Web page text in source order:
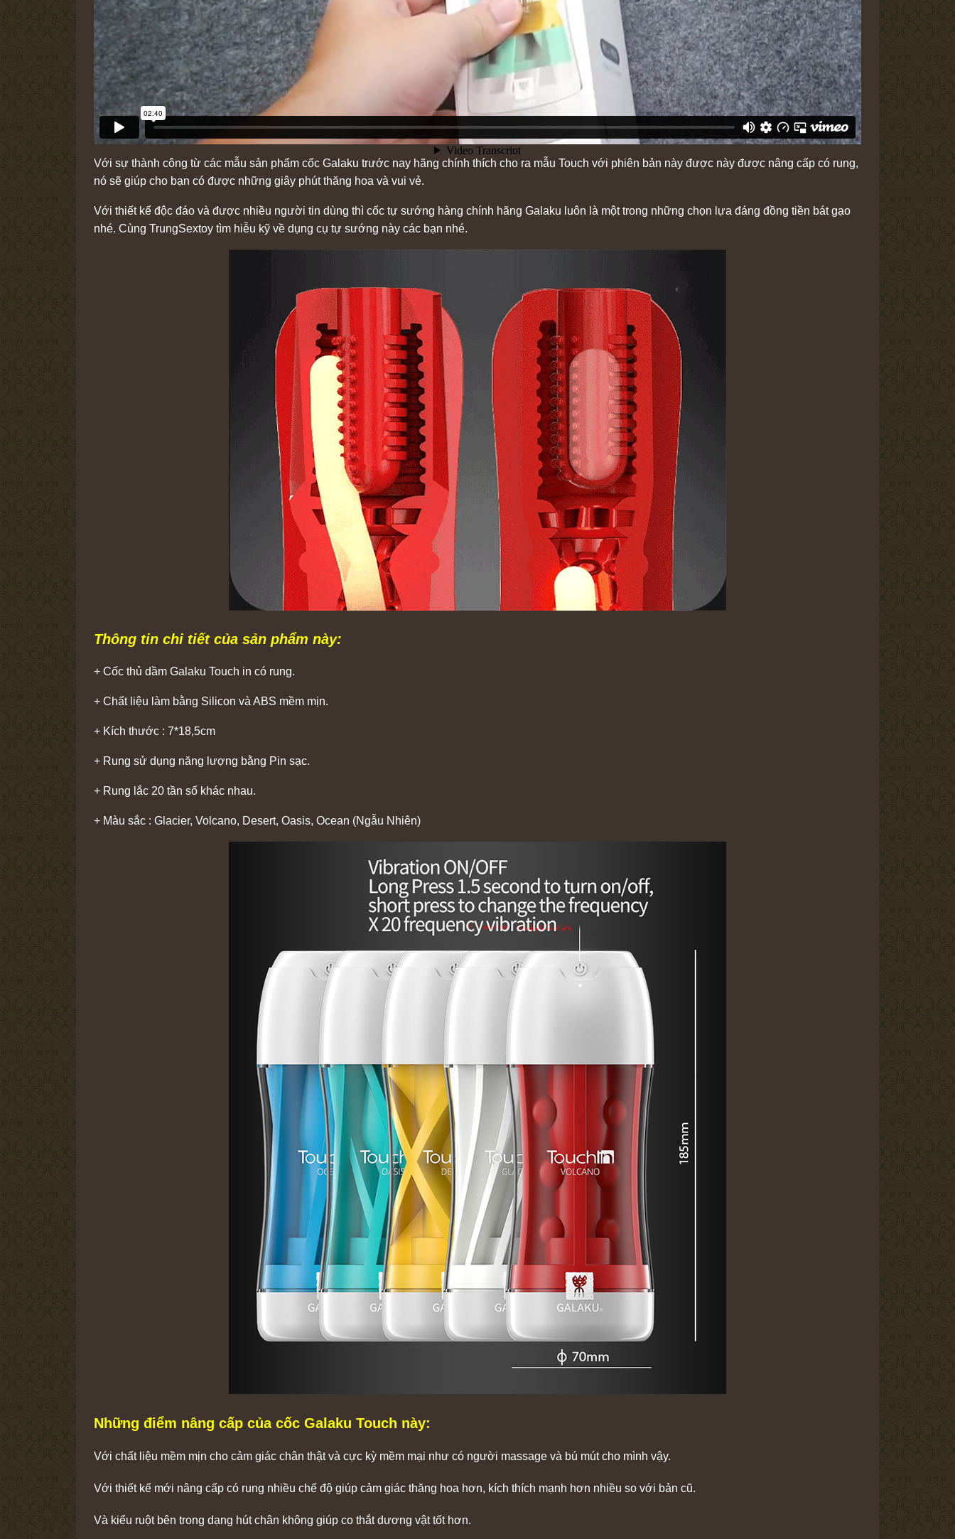
Với sự thành công từ các mẫu sản phẩm cốc Galaku trước nay hãng chính thích cho ra mẫu Touch với phiên bản này được này được nâng cấp có rung,
nó sẽ giúp cho bạn có được những giây phút thăng hoa và vui vẻ.
Với thiết kế độc đáo và được nhiều người tin dùng thì cốc tự sướng hàng chính hãng Galaku luôn là một trong những chọn lựa đáng đồng tiền bát gạo
nhé. Cùng TrungSextoy tìm hiễu kỹ về dụng cụ tự sướng này các bạn nhé.
Thông tin chi tiết của sản phẩm này:
+ Cốc thủ dầm Galaku Touch in có rung.
+ Chất liệu làm bằng Silicon và ABS mềm mịn.
+ Kích thước : 7*18,5cm
+ Rung sử dụng năng lượng bằng Pin sạc.
+ Rung lắc 20 tần số khác nhau.
+ Màu sắc : Glacier, Volcano, Desert, Oasis, Ocean (Ngẫu Nhiên)
Những điểm nâng cấp của cốc Galaku Touch này:
Với chất liệu mềm mịn cho cảm giác chân thật và cực kỳ mềm mại như có người massage và bú mút cho mình vậy.
Với thiết kế mới nâng cấp có rung nhiều chế độ giúp cảm giác thăng hoa hơn, kích thích mạnh hơn nhiều so với bản cũ.
Và kiểu ruột bên trong dạng hút chân không giúp co thắt dương vật tốt hơn.